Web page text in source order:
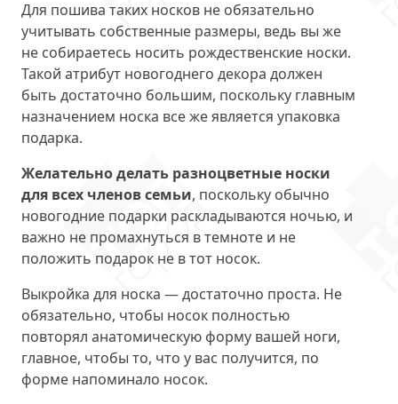
Для пошива таких носков не обязательно
учитывать собственные размеры, ведь вы же
не собираетесь носить рождественские носки.
Такой атрибут новогоднего декора должен
быть достаточно большим, поскольку главным
назначением носка все же является упаковка
подарка.
Желательно делать разноцветные носки
для всех членов семьи, поскольку обычно
новогодние подарки раскладываются ночью, и
важно не промахнуться в темноте и не
положить подарок не в тот носок.
Выкройка для носка — достаточно проста. Не
обязательно, чтобы носок полностью
повторял анатомическую форму вашей ноги,
главное, чтобы то, что у вас получится, по
форме напоминало носок.